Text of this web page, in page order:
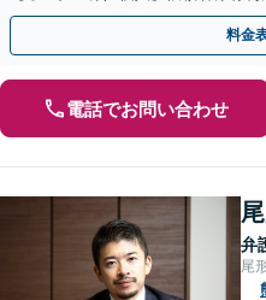
交渉いたします。まずは電話相談か
料金
電話でお問い合わせ
弁
尾